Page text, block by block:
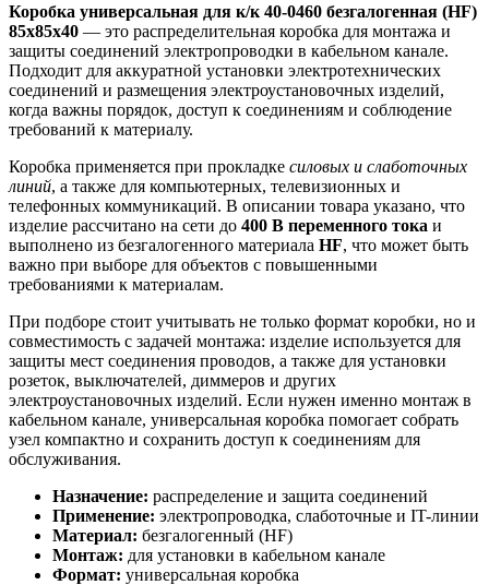
Коробка универсальная для к/к 40-0460 безгалогенная (HF)
85х85х40 — это распределительная коробка для монтажа и
защиты соединений электропроводки в кабельном канале.
Подходит для аккуратной установки электротехнических
соединений и размещения электроустановочных изделий,
когда важны порядок, доступ к соединениям и соблюдение
требований к материалу.
Коробка применяется при прокладке силовых и слаботочных
линий, а также для компьютерных, телевизионных и
телефонных коммуникаций. В описании товара указано, что
изделие рассчитано на сети до 400 В переменного тока и
выполнено из безгалогенного материала HF, что может быть
важно при выборе для объектов с повышенными
требованиями к материалам.
При подборе стоит учитывать не только формат коробки, но и
совместимость с задачей монтажа: изделие используется для
защиты мест соединения проводов, а также для установки
розеток, выключателей, диммеров и других
электроустановочных изделий. Если нужен именно монтаж в
кабельном канале, универсальная коробка помогает собрать
узел компактно и сохранить доступ к соединениям для
обслуживания.
Назначение: распределение и защита соединений
Применение: электропроводка, слаботочные и IT-линии
Материал: безгалогенный (HF)
Монтаж: для установки в кабельном канале
Формат: универсальная коробка